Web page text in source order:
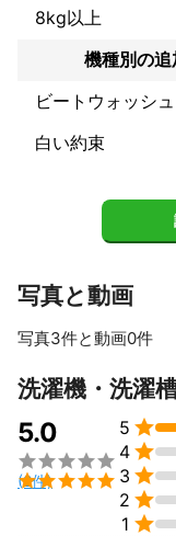
8kg以上
機種別の
ビートウォッシュ
白い約束
写真と動画
写真3件と動画0件
洗濯機・洗濯
5.0


(2件)
5 
4 
3 
2 
1 